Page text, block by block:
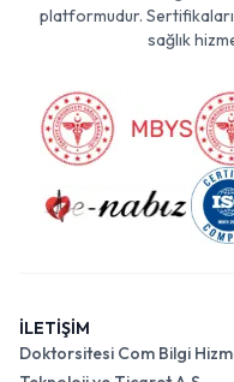
platformudur.
sağlık
İLETİŞİM
Doktorsitesi Com Bilgi